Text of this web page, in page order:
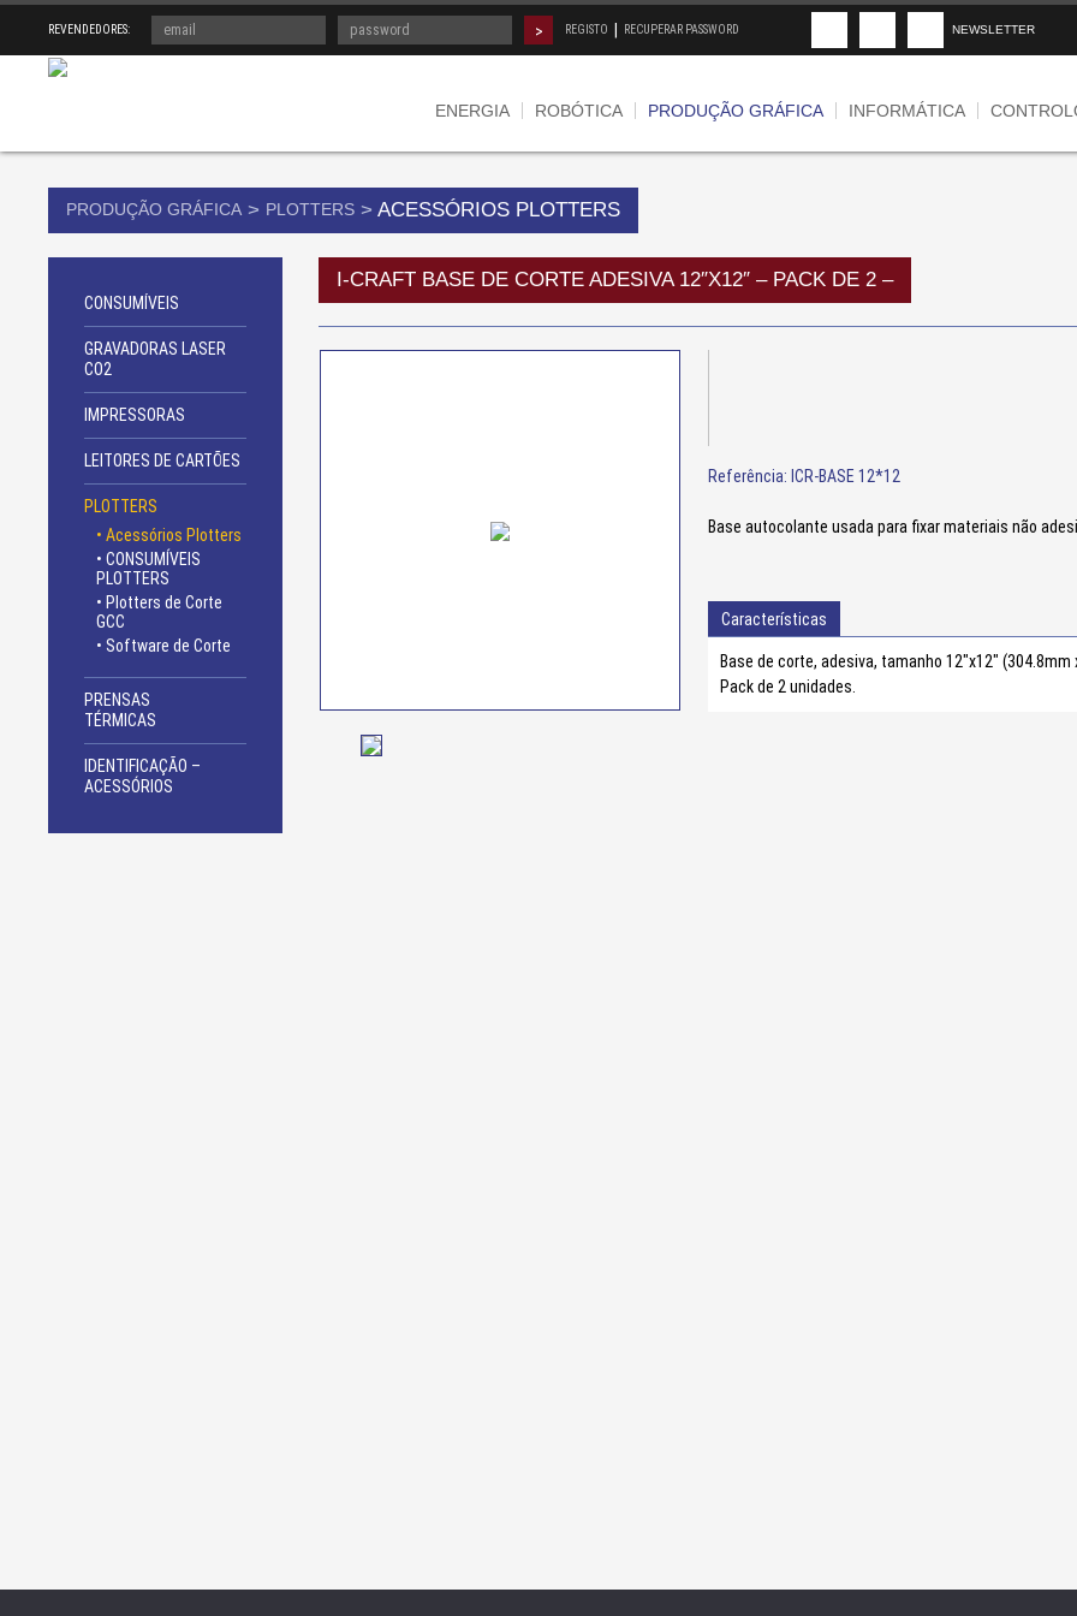
NEWSLETTER
REVENDEDORES: REGISTO RECUPERAR PASSWORD
ENERGIA ROBÓTICA PRODUÇÃO GRÁFICA INFORMÁTICA
PRODUÇÃO GRÁFICA > PLOTTERS >ACESSÓRIOS PLOTTERS
CONSUMÍVEIS
GRAVADORAS LASER
CO2
IMPRESSORAS
LEITORES DE CARTÕES
PLOTTERS
• Acessórios Plotters
• CONSUMÍVEIS
PLOTTERS
• Plotters de Corte
GCC
• Software de Corte
PRENSAS
TÉRMICAS
IDENTIFICAÇÃO –
ACESSÓRIOS
I-CRAFT BASE DE CORTE ADESIVA 12″X12″ – PACK DE 2 –
Referência: ICR-BASE 12*12
Base autocolante usada para fixar materiais não
Características
Base de corte, adesiva, tamanho 12″x12″ (304.8mm
Pack de 2 unidades.